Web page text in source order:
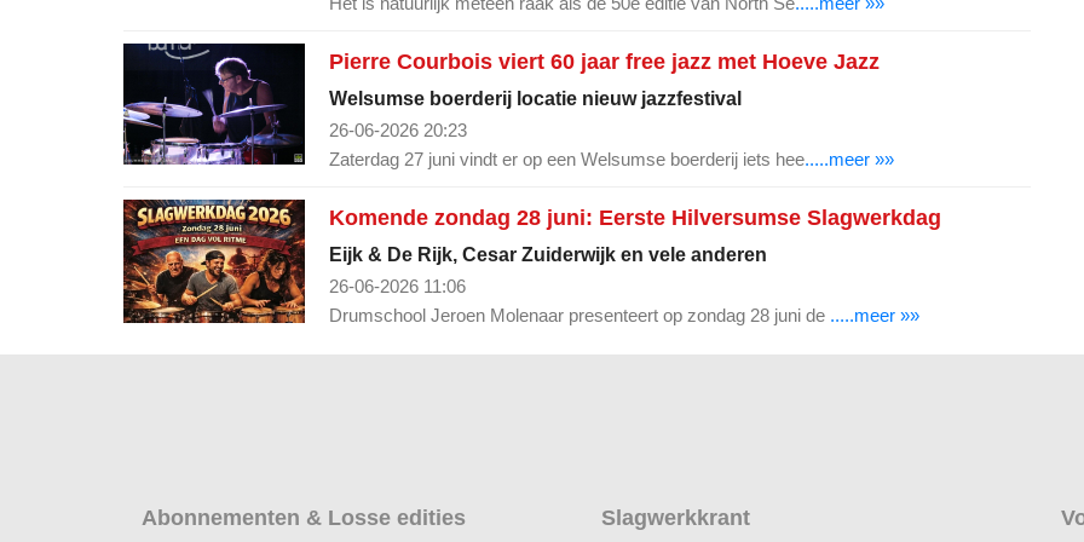
Pierre Courbois viert 60 jaar free jazz met Hoeve Jazz
Welsumse boerderij locatie nieuw jazzfestival
26-06-2026 20:23
Zaterdag 27 juni vindt er op een Welsumse boerderij iets hee.....meer »»
Komende zondag 28 juni: Eerste Hilversumse Slagwerkdag
Eijk & De Rijk, Cesar Zuiderwijk en vele anderen
26-06-2026 11:06
Drumschool Jeroen Molenaar presenteert op zondag 28 juni de .....meer »»
Abonnementen & Losse edities Slagwerkkrant